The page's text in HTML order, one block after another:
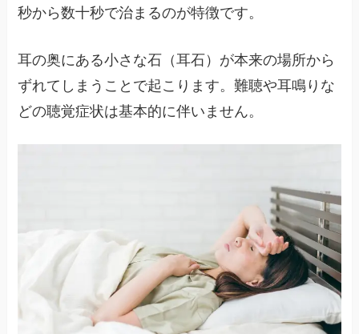
秒から数十秒で治まるのが特徴です。
耳の奥にある小さな石（耳石）が本来の場所から
ずれてしまうことで起こります。難聴や耳鳴りな
どの聴覚症状は基本的に伴いません。